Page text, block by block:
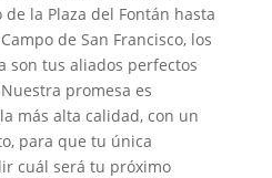
la Plaza del Fontán hasta
de San Francisco, los
son tus aliados perfectos
promesa es
más alta calidad, con un
para que tu única
cuál será tu próximo